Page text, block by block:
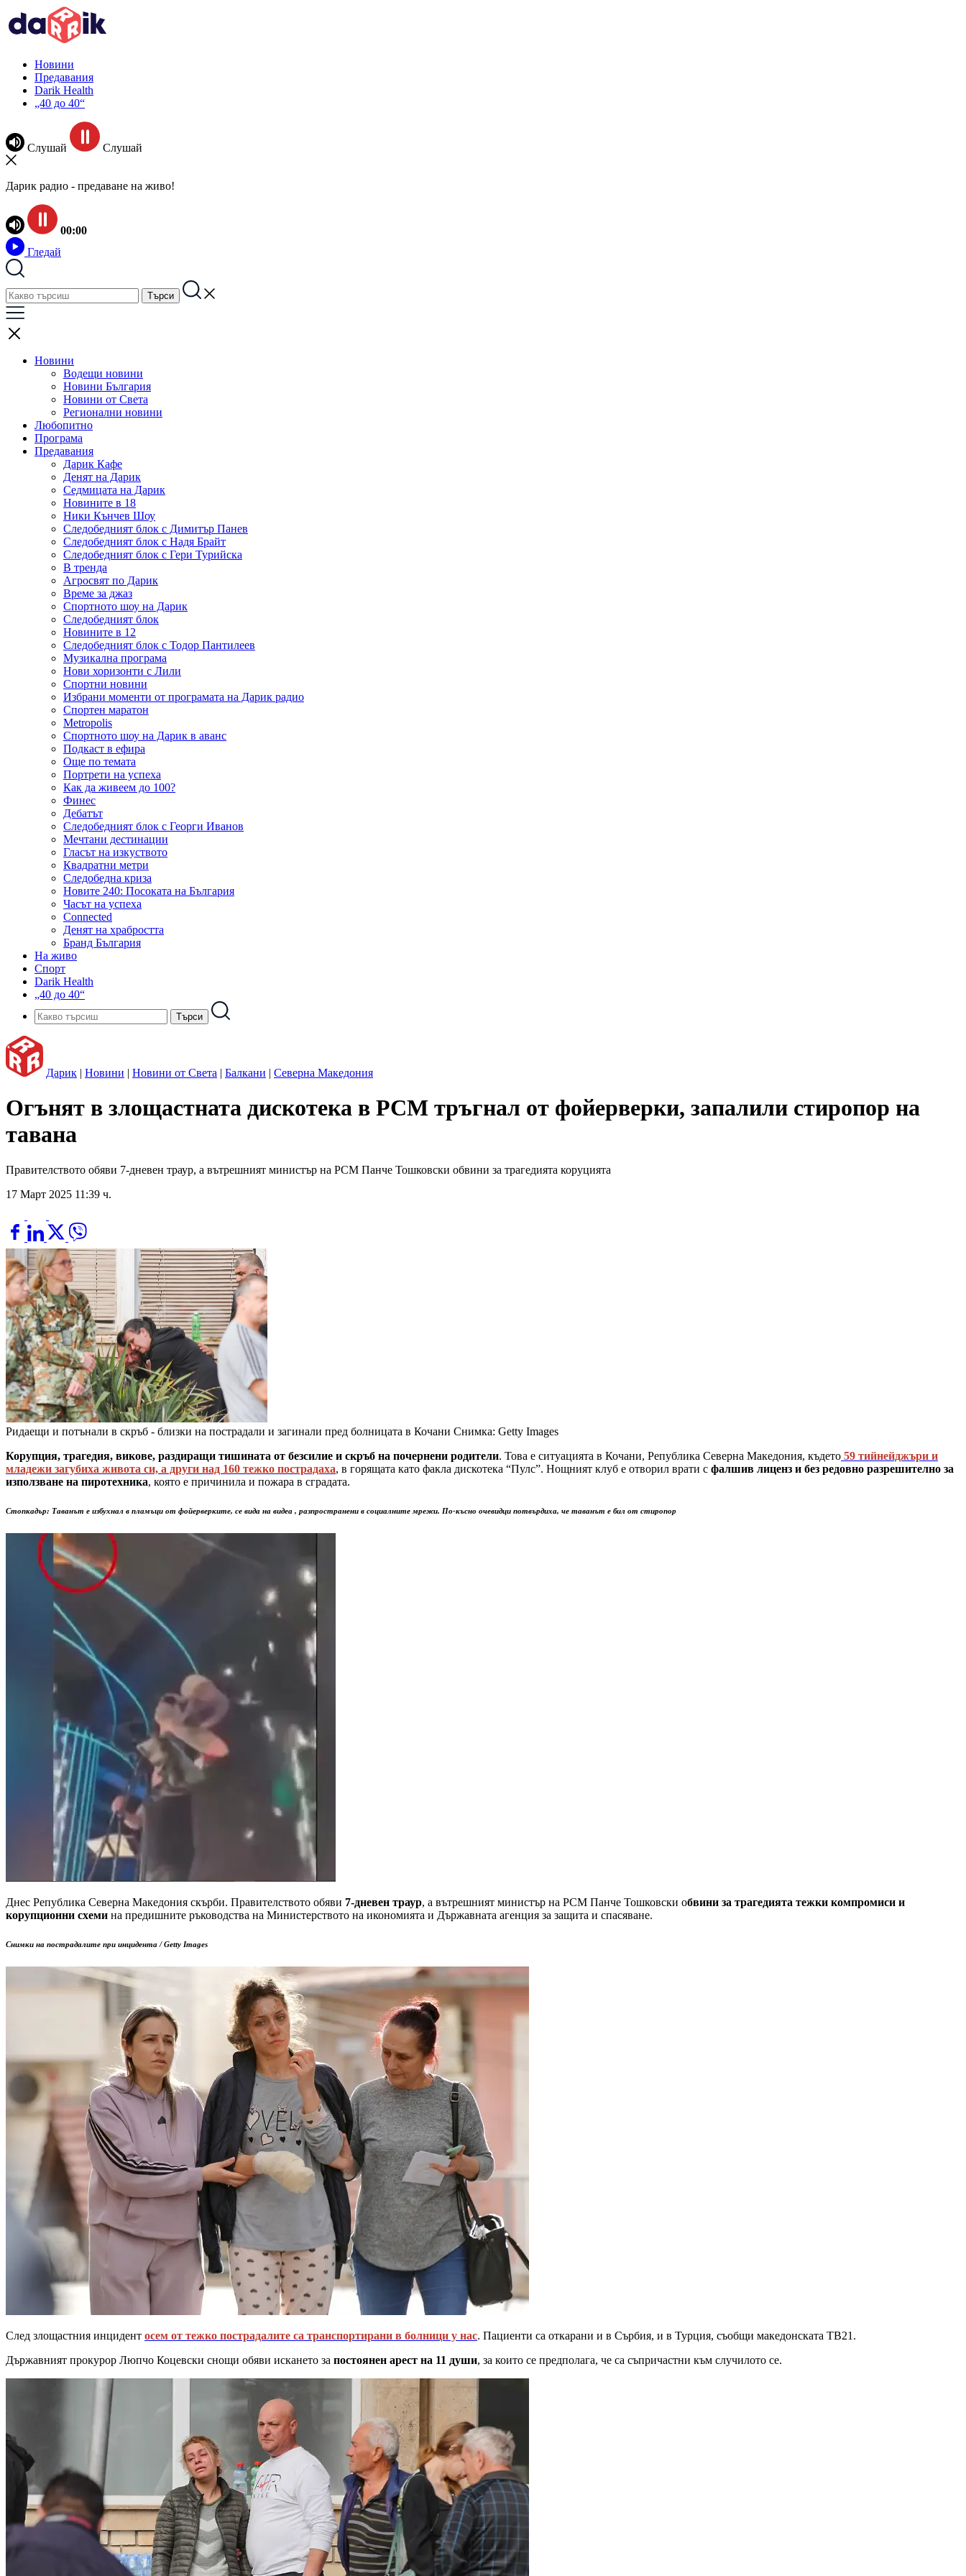
Новини
Предавания
Darik Health
„40 до 40“
Слушай Слушай
Дарик радио - предаване на живо!
00:00
Гледай
Новини
Водещи новини
Новини България
Новини от Света
Регионални новини
Любопитно
Програма
Предавания
Дарик Кафе
Денят на Дарик
Седмицата на Дарик
Новините в 18
Ники Кънчев Шоу
Следобедният блок с Димитър Панев
Следобедният блок с Надя Брайт
Следобедният блок с Гери Турийска
В тренда
Агросвят по Дарик
Време за джаз
Спортното шоу на Дарик
Следобедният блок
Новините в 12
Следобедният блок с Тодор Пантилеев
Музикална програма
Нови хоризонти с Лили
Спортни новини
Избрани моменти от програмата на Дарик радио
Спортен маратон
Metropolis
Спортното шоу на Дарик в аванс
Подкаст в ефира
Още по темата
Портрети на успеха
Как да живеем до 100?
Финес
Дебатът
Следобедният блок с Георги Иванов
Мечтани дестинации
Гласът на изкуството
Квадратни метри
Следобедна криза
Новите 240: Посоката на България
Часът на успеха
Connected
Денят на храбростта
Бранд България
На живо
Спорт
Darik Health
„40 до 40“
Дарик | Новини | Новини от Света | Балкани | Северна Македония
Огънят в злощастната дискотека в РСМ тръгнал от фойерверки, запалили стиропор на
тавана
Правителството обяви 7-дневен траур, а вътрешният министър на РСМ Панче Тошковски обвини за трагедията коруцията
17 Март 2025 11:39 ч.
Ридаещи и потънали в скръб - близки на пострадали и загинали пред болницата в Кочани Снимка: Getty Images
Корупция, трагедия, викове, раздиращи тишината от безсилие и скръб на почернени родители. Това е ситуацията в Кочани, Република Северна Македония, където 59 тийнейджъри и
младежи загубиха живота си, а други над 160 тежко пострадаха, в горящата като факла дискотека “Пулс”. Нощният клуб е отворил врати с фалшив лиценз и без редовно разрешително за
използване на пиротехника, която е причинила и пожара в сградата.
Стопкадър: Таванът е избухнал в пламъци от фойерверките, се вида на видеа , разпространени в социалните мрежи. По-късно очевидци потвърдиха, че таванът е бил от стиропор
Днес Република Северна Македония скърби. Правителството обяви 7-дневен траур, а вътрешният министър на РСМ Панче Тошковски обвини за трагедията тежки компромиси и
корупционни схеми на предишните ръководства на Министерството на икономията и Държавната агенция за защита и спасяване.
Снимки на пострадалите при инцидента / Getty Images
След злощастния инцидент осем от тежко пострадалите са транспортирани в болници у нас. Пациенти са откарани и в Сърбия, и в Турция, съобщи македонската ТВ21.
Държавният прокурор Люпчо Коцевски снощи обяви искането за постоянен арест на 11 души, за които се предполага, че са съпричастни към случилото се.